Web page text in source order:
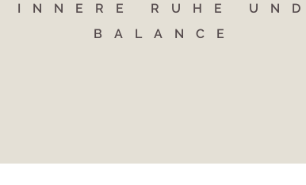
INNERE RUHE UND
BALANCE